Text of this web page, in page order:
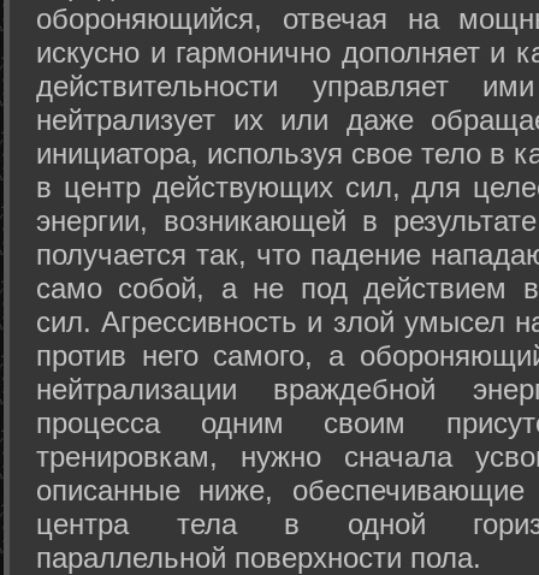
обороняющийся, отвечая на
искусно и гармонично дополняет и
действительности управляет
нейтрализует их или даже
инициатора, используя свое тело в
в центр действующих сил, для
энергии, возникающей в
получается так, что падение
само собой, а не под действием
сил. Агрессивность и злой умысел
против него самого, а
нейтрализации враждебной
процесса одним своим
тренировкам, нужно сначала
описанные ниже, обеспечивающие
центра тела в одной
параллельной поверхности пола.